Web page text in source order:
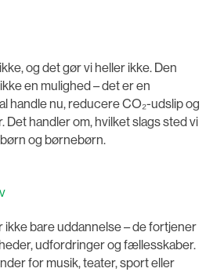
og det gør vi heller ikke. Den
en mulighed – det er en
handle nu, reducere CO₂-udslip og
Det handler om, hvilket slags sted vi
og børnebørn.
bare uddannelse – de fortjener
udfordringer og fællesskaber.
for musik, teater, sport eller